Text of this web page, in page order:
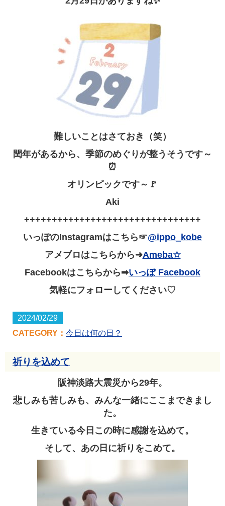
難しいことはさておき（笑）
閏年があるから、季節のめぐりが整うそうです～
⏰
オリンピックです～🚩
Aki
++++++++++++++++++++++++++++++++
いっぽのInstagramはこちら☞@ippo_kobe
アメブロはこちらから➜Ameba☆
Facebookはこちらから➡いっぽ Facebook
気軽にフォローしてください♡
2024/02/29
CATEGORY： 今日は何の日？
祈りを込めて
阪神淡路大震災から29年。
悲しみも苦しみも、みんな一緒にここまできまし
た。
生きている今日この時に感謝を込めて。
そして、あの日に祈りをこめて。